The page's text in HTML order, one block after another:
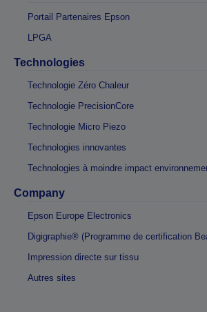
Portail Partenaires Epson
LPGA
Technologies
Technologie Zéro Chaleur
Technologie PrecisionCore
Technologie Micro Piezo
Technologies innovantes
Technologies à moindre impact
Company
Epson Europe Electronics
Digigraphie® (Programme de certification
Impression directe sur tissu
Autres sites